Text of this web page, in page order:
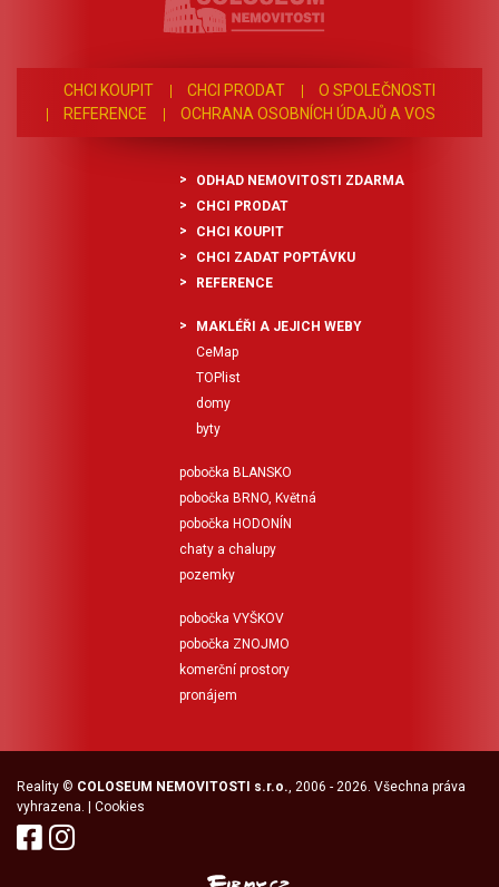
CHCI KOUPIT CHCI PRODAT
O SPOLEČNOSTI
REFERENCE
OCHRANA OSOBNÍCH ÚDAJŮ A VOS
ODHAD NEMOVITOSTI ZDARMA
CHCI PRODAT
CHCI KOUPIT
CHCI ZADAT POPTÁVKU
REFERENCE
MAKLÉŘI A JEJICH WEBY
CeMap
TOPlist
domy
byty
pobočka BLANSKO
pobočka BRNO, Květná
pobočka HODONÍN
chaty a chalupy
pozemky
pobočka VYŠKOV
pobočka ZNOJMO
komerční prostory
pronájem
Reality © COLOSEUM NEMOVITOSTI s.r.o. , 2006 - 2026. Všechna práva
vyhrazena. | Cookies